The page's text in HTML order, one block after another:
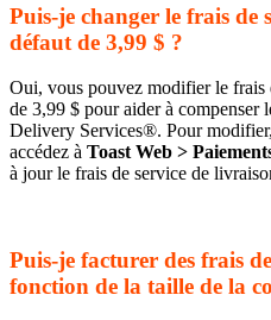
Puis-je changer le frais de
défaut de 3,99 $ ?
Oui, vous pouvez modifier le frais
de 3,99 $ pour aider à compenser
Delivery Services®. Pour
accédez à Toast Web >
à jour le frais de service de
Puis-je facturer des frais
fonction de la taille de la